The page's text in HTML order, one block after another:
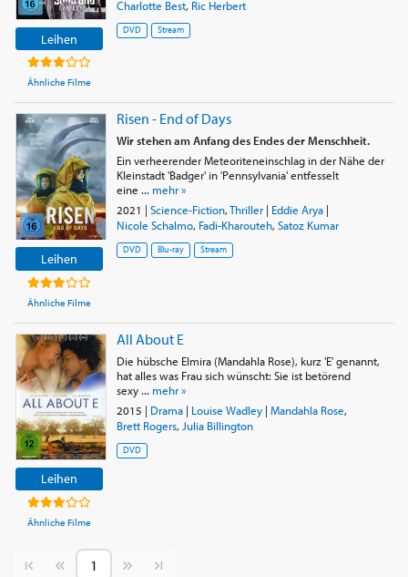
Leihen
Ähnliche Filme
Charlotte Best, Ric Herbert
DVD Stream
Leihen
Ähnliche Filme
Risen - End of Days
Wir stehen am Anfang des Endes der Menschheit.
Ein verheerender Meteoriteneinschlag in der Nähe der
Kleinstadt 'Badger' in 'Pennsylvania' entfesselt
eine ... mehr »
2021 | Science-Fiction,Thriller| Eddie Arya|
Nicole Schalmo, Fadi-Kharouteh, Satoz Kumar
DVD Blu-ray Stream
Leihen
Ähnliche Filme
All About E
Die hübsche Elmira (Mandahla Rose), kurz 'E' genannt,
hat alles was Frau sich wünscht: Sie ist betörend
sexy ... mehr »
2015 | Drama| Louise Wadley| Mandahla Rose,
Brett Rogers, Julia Billington
DVD
Vorherige SeiteNächste Seite